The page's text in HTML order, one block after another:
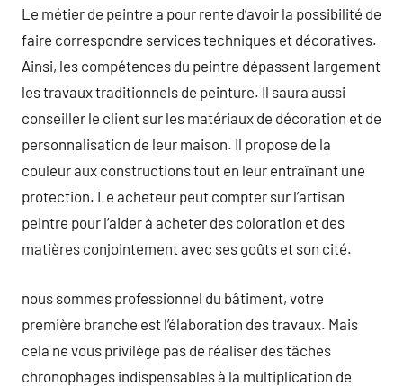
Le métier de peintre a pour rente d’avoir la possibilité de
faire correspondre services techniques et décoratives.
Ainsi, les compétences du peintre dépassent largement
les travaux traditionnels de peinture. Il saura aussi
conseiller le client sur les matériaux de décoration et de
personnalisation de leur maison. Il propose de la
couleur aux constructions tout en leur entraînant une
protection. Le acheteur peut compter sur l’artisan
peintre pour l’aider à acheter des coloration et des
matières conjointement avec ses goûts et son cité.
nous sommes professionnel du bâtiment, votre
première branche est l’élaboration des travaux. Mais
cela ne vous privilège pas de réaliser des tâches
chronophages indispensables à la multiplication de